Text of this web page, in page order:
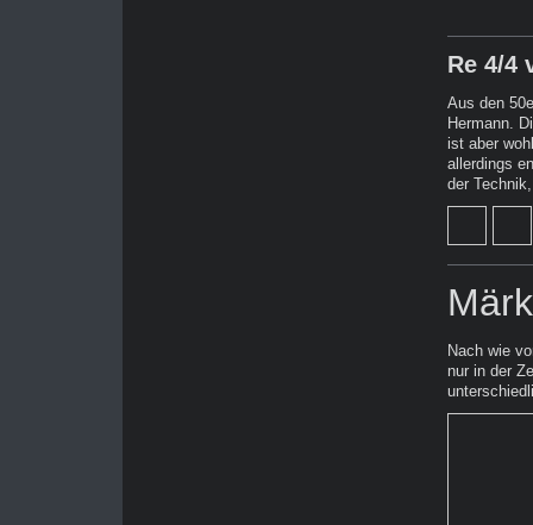
Re 4/4
Aus den
Hermann.
ist aber
allerdings
der
Nach wie
nur in der